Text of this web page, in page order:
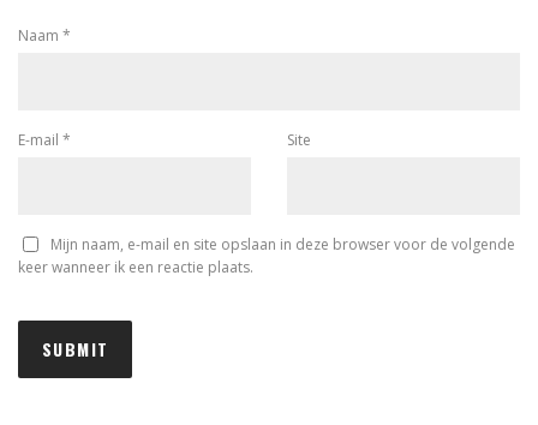
Naam *
E-mail * Site
Mijn naam, e-mail en site opslaan in deze browser voor de volgende
keer wanneer ik een reactie plaats.